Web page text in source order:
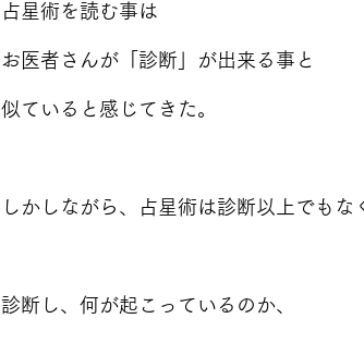
占星術を読む事は
お医者さんが「診断」が出来る事と
似ていると感じてきた。
しかしながら、占星術は診断以上でもな
診断し、何が起こっているのか、